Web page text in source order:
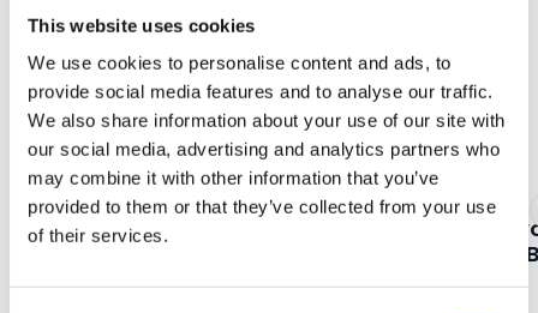
This website uses cookies
We use cookies to personalise content and ads, to
provide social media features and to analyse our traffic.
We also share information about your use of our site with
our social media, advertising and analytics partners who
may combine it with other information that you’ve
provided to them or that they’ve collected from your use
of their services.
Vergelijkbare reisverhalen
Alles bekijken
Kaapverdië
20 juli 2026
Reisadviezen: Veilig &
20 juli 2026
Kaapverdië
Alles over de
Haaien